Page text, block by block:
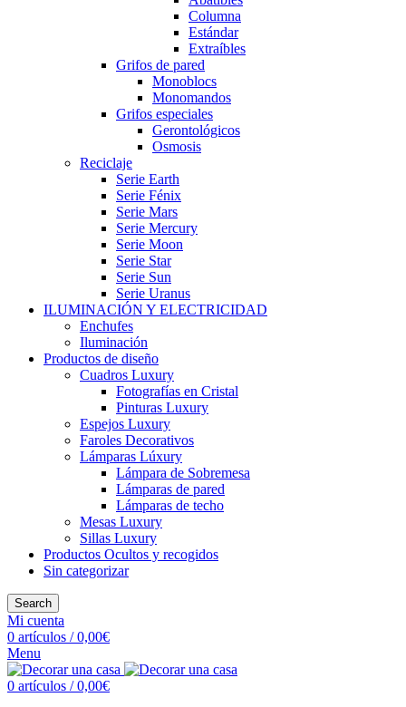
Columna
Estándar
Extraíbles
Grifos de pared
Monoblocs
Monomandos
Grifos especiales
Gerontológicos
Osmosis
Reciclaje
Serie Earth
Serie Fénix
Serie Mars
Serie Mercury
Serie Moon
Serie Star
Serie Sun
Serie Uranus
ILUMINACIÓN Y ELECTRICIDAD
Enchufes
Iluminación
Productos de diseño
Cuadros Luxury
Fotografías en Cristal
Pinturas Luxury
Espejos Luxury
Faroles Decorativos
Lámparas Lúxury
Lámpara de Sobremesa
Lámparas de pared
Lámparas de techo
Mesas Luxury
Sillas Luxury
Productos Ocultos y recogidos
Sin categorizar
Search
Mi cuenta
0 artículos / 0,00€
Menu
0 artículos / 0,00€